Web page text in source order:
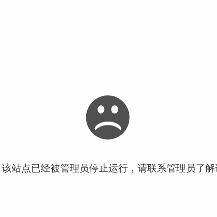
站点已经被管理员停止运行，请联系管理员了